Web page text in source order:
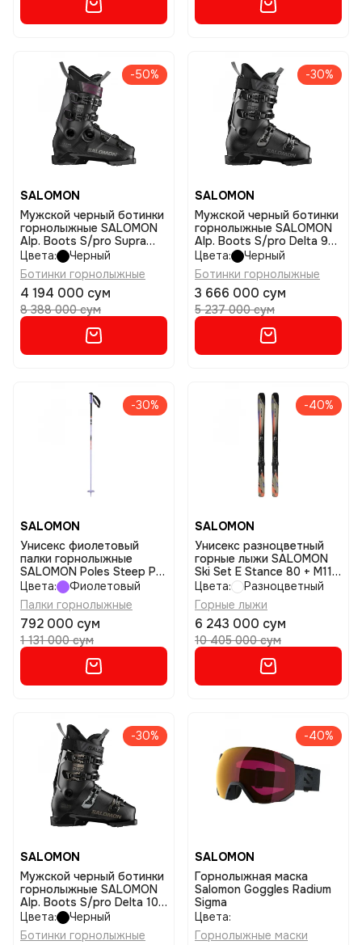
-50%
SALOMON
Мужской черный ботинки
горнолыжные SALOMON
Alp. Boots S/pro Supra
Boa 100 Gw размер
25/25,5
Цвета:
Черный
Ботинки горнолыжные
4 194 000 сум
8 388 000 сум
-30%
SALOMON
Мужской черный ботинки
горнолыжные SALOMON
Alp. Boots S/pro Delta 90
Gw размер 29/29,5
Цвета:
Черный
Ботинки горнолыжные
3 666 000 сум
5 237 000 сум
-30%
SALOMON
Унисекс фиолетовый
палки горнолыжные
SALOMON Poles Steep Pro
S3 размер 105
Цвета:
Фиолетовый
Палки горнолыжные
792 000 сум
1 131 000 сум
-40%
SALOMON
Унисекс разноцветный
горные лыжи SALOMON
Ski Set E Stance 80 + M11
Gw L80 Kel размер 177
Цвета:
Разноцветный
Горные лыжи
6 243 000 сум
10 405 000 сум
-30%
SALOMON
Мужской черный ботинки
горнолыжные SALOMON
Alp. Boots S/pro Delta 100
Gw размер 28/28,5
Цвета:
Черный
Ботинки горнолыжные
-40%
SALOMON
Горнолыжная маска
Salomon Goggles Radium
Sigma
Цвета:
Горнолыжные маски